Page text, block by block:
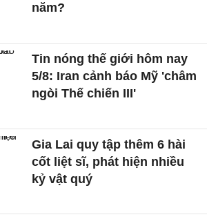
năm?
Tin nóng thế giới hôm nay
5/8: Iran cảnh báo Mỹ 'châm
ngòi Thế chiến III'
Gia Lai quy tập thêm 6 hài
cốt liệt sĩ, phát hiện nhiều
kỷ vật quý